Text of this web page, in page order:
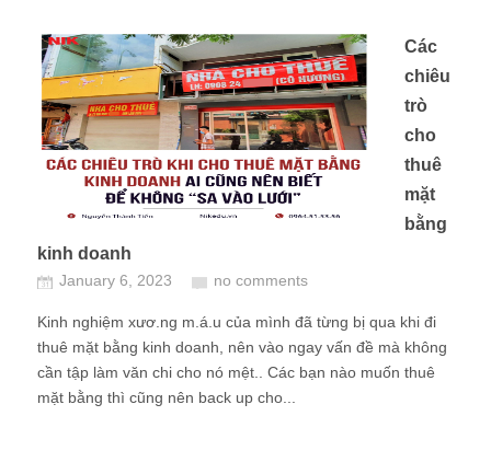
Các
chiêu
trò
cho
thuê
mặt
bằng
kinh doanh
January 6, 2023 no comments
Kinh nghiệm xươ.ng m.á.u của mình đã từng bị qua khi đi
thuê mặt bằng kinh doanh, nên vào ngay vấn đề mà không
cần tập làm văn chi cho nó mệt.. Các bạn nào muốn thuê
mặt bằng thì cũng nên back up cho...